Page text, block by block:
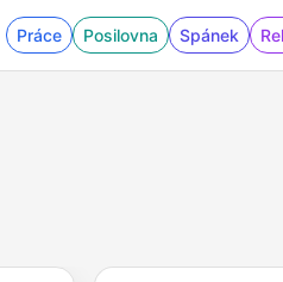
Práce Posilovna Spánek